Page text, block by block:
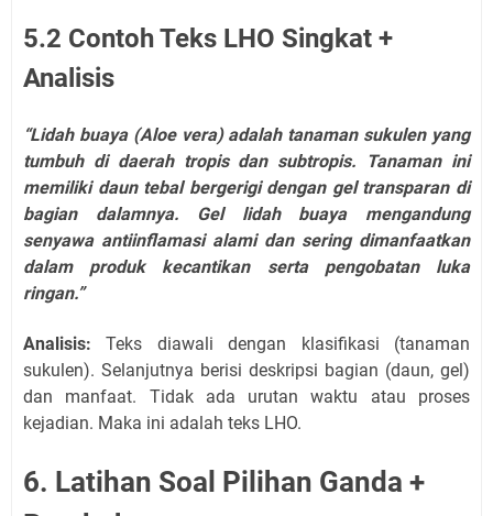
5.2 Contoh Teks LHO Singkat +
Analisis
“Lidah buaya (Aloe vera) adalah tanaman sukulen yang
tumbuh di daerah tropis dan subtropis. Tanaman ini
memiliki daun tebal bergerigi dengan gel transparan di
bagian dalamnya. Gel lidah buaya mengandung
senyawa antiinflamasi alami dan sering dimanfaatkan
dalam produk kecantikan serta pengobatan luka
ringan.”
Analisis: Teks diawali dengan klasifikasi (tanaman
sukulen). Selanjutnya berisi deskripsi bagian (daun, gel)
dan manfaat. Tidak ada urutan waktu atau proses
kejadian. Maka ini adalah teks LHO.
6. Latihan Soal Pilihan Ganda +